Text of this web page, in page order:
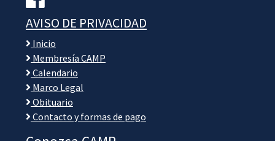
AVISO DE PRIVACIDAD
Inicio
Membresía CAMP
Calendario
Marco Legal
Obituario
Contacto y formas de pago